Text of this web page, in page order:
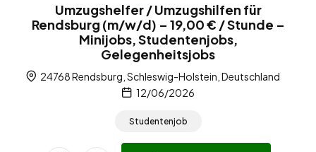
Umzugshelfer / Umzugshilfen für
Rendsburg (m/w/d) – 19,00 € / Stunde –
Minijobs, Studentenjobs,
Gelegenheitsjobs
24768 Rendsburg, Schleswig-Holstein, Deutschland
12/06/2026
Studentenjob